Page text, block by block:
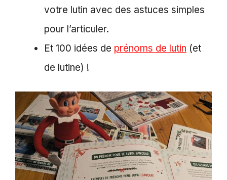
votre lutin avec des astuces simples
pour l’articuler.
Et 100 idées de prénoms de lutin (et
de lutine) !